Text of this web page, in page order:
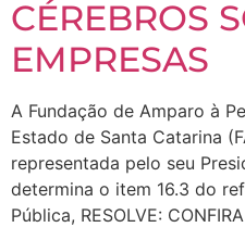
CÉREBROS
EMPRESAS
A Fundação de Amparo à
Estado de Santa Catarina
representada pelo seu
determina o item 16.3 do
Pública, RESOLVE: